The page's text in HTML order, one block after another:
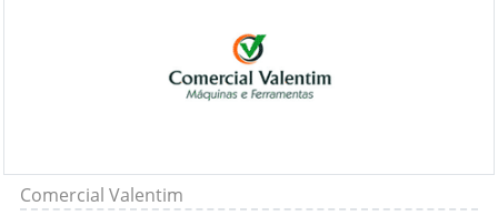
Comercial Valentim